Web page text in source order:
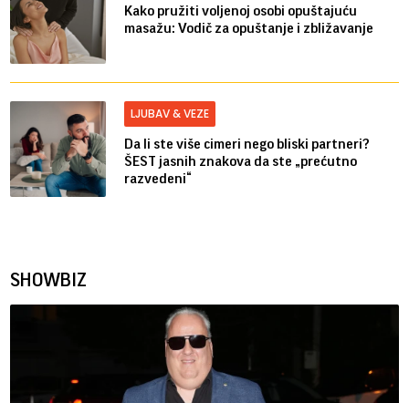
Kako pružiti voljenoj osobi opuštajuću
masažu: Vodič za opuštanje i zbližavanje
LJUBAV & VEZE
Da li ste više cimeri nego bliski partneri?
ŠEST jasnih znakova da ste „prećutno
razvedeni“
SHOWBIZ